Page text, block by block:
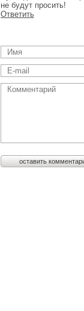
не будут просить!
Ответить